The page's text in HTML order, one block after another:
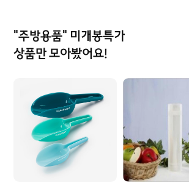
"주방용품" 미개봉특가
상품만 모아봤어요!